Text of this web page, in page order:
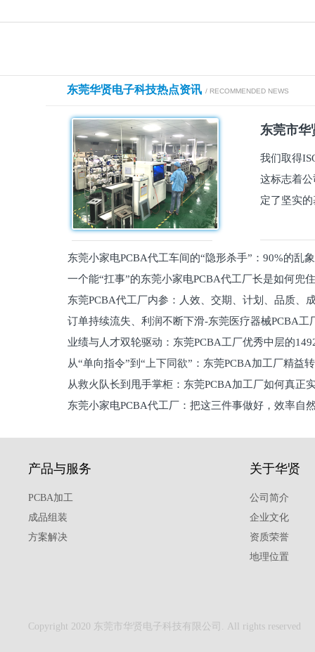
东莞华贤电子科技热点资讯 / RECOMMENDED NEWS
东莞市华
我们取得
这标志着
定了坚实
东莞小家电PCBA代工车间的“隐形杀手”：90%的乱
员工一个能“扛事”的东莞小家电PCBA代工厂长是如何兜
东莞PCBA代工厂内参：人效、交期、计划、品质
维锁客法则
订单持续流失、利润不断下滑-东莞医疗器械PCBA工
理死穴必须堵住
业绩与人才双轮驱动：东莞PCBA工厂优秀中层的
从“单向指令”到“上下同欲”：东莞PCBA加工厂精益
关键从救火队长到甩手掌柜：东莞PCBA加工厂如何真正
东莞小家电PCBA代工厂：把这三件事做好，效率自
产品与服务
PCBA加工
成品组装
方案解决
关于华贤
公司简介
企业文化
资质荣誉
地理位置
Copyright 2020 东莞市华贤电子科技有限公司. All rights reserved